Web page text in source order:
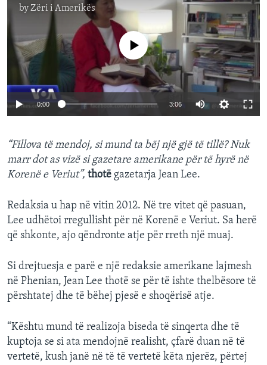
byZëri i Amerikës
No media source currently available
0:00 3:06
“Fillova të mendoj, si mund ta bëj një gjë të tillë? Nuk
marr dot as vizë si gazetare amerikane për të hyrë në
Korenë e Veriut”, thotë gazetarja Jean Lee.
Redaksia u hap në vitin 2012. Në tre vitet që pasuan,
Lee udhëtoi rregullisht për në Korenë e Veriut. Sa herë
që shkonte, ajo qëndronte atje për rreth një muaj.
Si drejtuesja e parë e një redaksie amerikane lajmesh
në Phenian, Jean Lee thotë se për të ishte thelbësore të
përshtatej dhe të bëhej pjesë e shoqërisë atje.
“Kështu mund të realizoja biseda të sinqerta dhe të
kuptoja se si ata mendojnë realisht, çfarë duan në të
vertetë, kush janë në të të vertetë këta njerëz, përtej